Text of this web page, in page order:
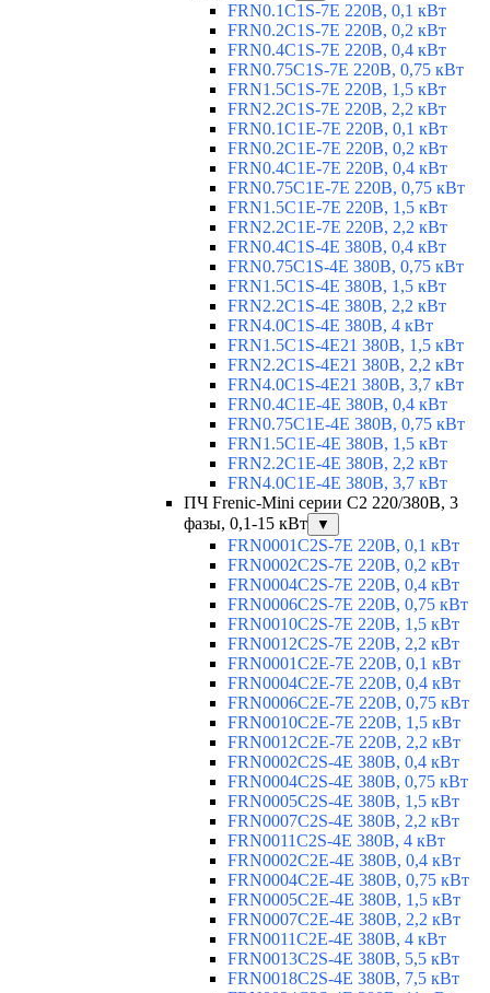
FRN0.1C1S-7E 220В, 0,1 кВт
FRN0.2C1S-7E 220В, 0,2 кВт
FRN0.4C1S-7E 220В, 0,4 кВт
FRN0.75C1S-7E 220В, 0,75 кВт
FRN1.5C1S-7E 220В, 1,5 кВт
FRN2.2C1S-7E 220В, 2,2 кВт
FRN0.1C1E-7E 220В, 0,1 кВт
FRN0.2C1E-7E 220В, 0,2 кВт
FRN0.4C1E-7E 220В, 0,4 кВт
FRN0.75C1E-7E 220В, 0,75 кВт
FRN1.5C1E-7E 220В, 1,5 кВт
FRN2.2C1E-7E 220В, 2,2 кВт
FRN0.4C1S-4E 380В, 0,4 кВт
FRN0.75C1S-4E 380В, 0,75 кВт
FRN1.5C1S-4E 380В, 1,5 кВт
FRN2.2C1S-4E 380В, 2,2 кВт
FRN4.0C1S-4E 380В, 4 кВт
FRN1.5C1S-4E21 380В, 1,5 кВт
FRN2.2C1S-4E21 380В, 2,2 кВт
FRN4.0C1S-4E21 380В, 3,7 кВт
FRN0.4C1E-4E 380В, 0,4 кВт
FRN0.75C1E-4E 380В, 0,75 кВт
FRN1.5C1E-4E 380В, 1,5 кВт
FRN2.2C1E-4E 380В, 2,2 кВт
FRN4.0C1E-4E 380В, 3,7 кВт
ПЧ Frenic-Mini серии С2 220/380В, 3
фазы, 0,1-15 кВт
▼
FRN0001C2S-7E 220В, 0,1 кВт
FRN0002C2S-7E 220В, 0,2 кВт
FRN0004C2S-7E 220В, 0,4 кВт
FRN0006C2S-7E 220В, 0,75 кВт
FRN0010C2S-7E 220В, 1,5 кВт
FRN0012C2S-7E 220В, 2,2 кВт
FRN0001C2E-7E 220В, 0,1 кВт
FRN0004C2E-7E 220В, 0,4 кВт
FRN0006C2E-7E 220В, 0,75 кВт
FRN0010C2E-7E 220В, 1,5 кВт
FRN0012C2E-7E 220В, 2,2 кВт
FRN0002C2S-4E 380В, 0,4 кВт
FRN0004C2S-4E 380В, 0,75 кВт
FRN0005C2S-4E 380В, 1,5 кВт
FRN0007C2S-4E 380В, 2,2 кВт
FRN0011C2S-4E 380В, 4 кВт
FRN0002C2E-4E 380В, 0,4 кВт
FRN0004C2E-4E 380В, 0,75 кВт
FRN0005C2E-4E 380В, 1,5 кВт
FRN0007C2E-4E 380В, 2,2 кВт
FRN0011C2E-4E 380В, 4 кВт
FRN0013C2S-4E 380В, 5,5 кВт
FRN0018C2S-4E 380В, 7,5 кВт